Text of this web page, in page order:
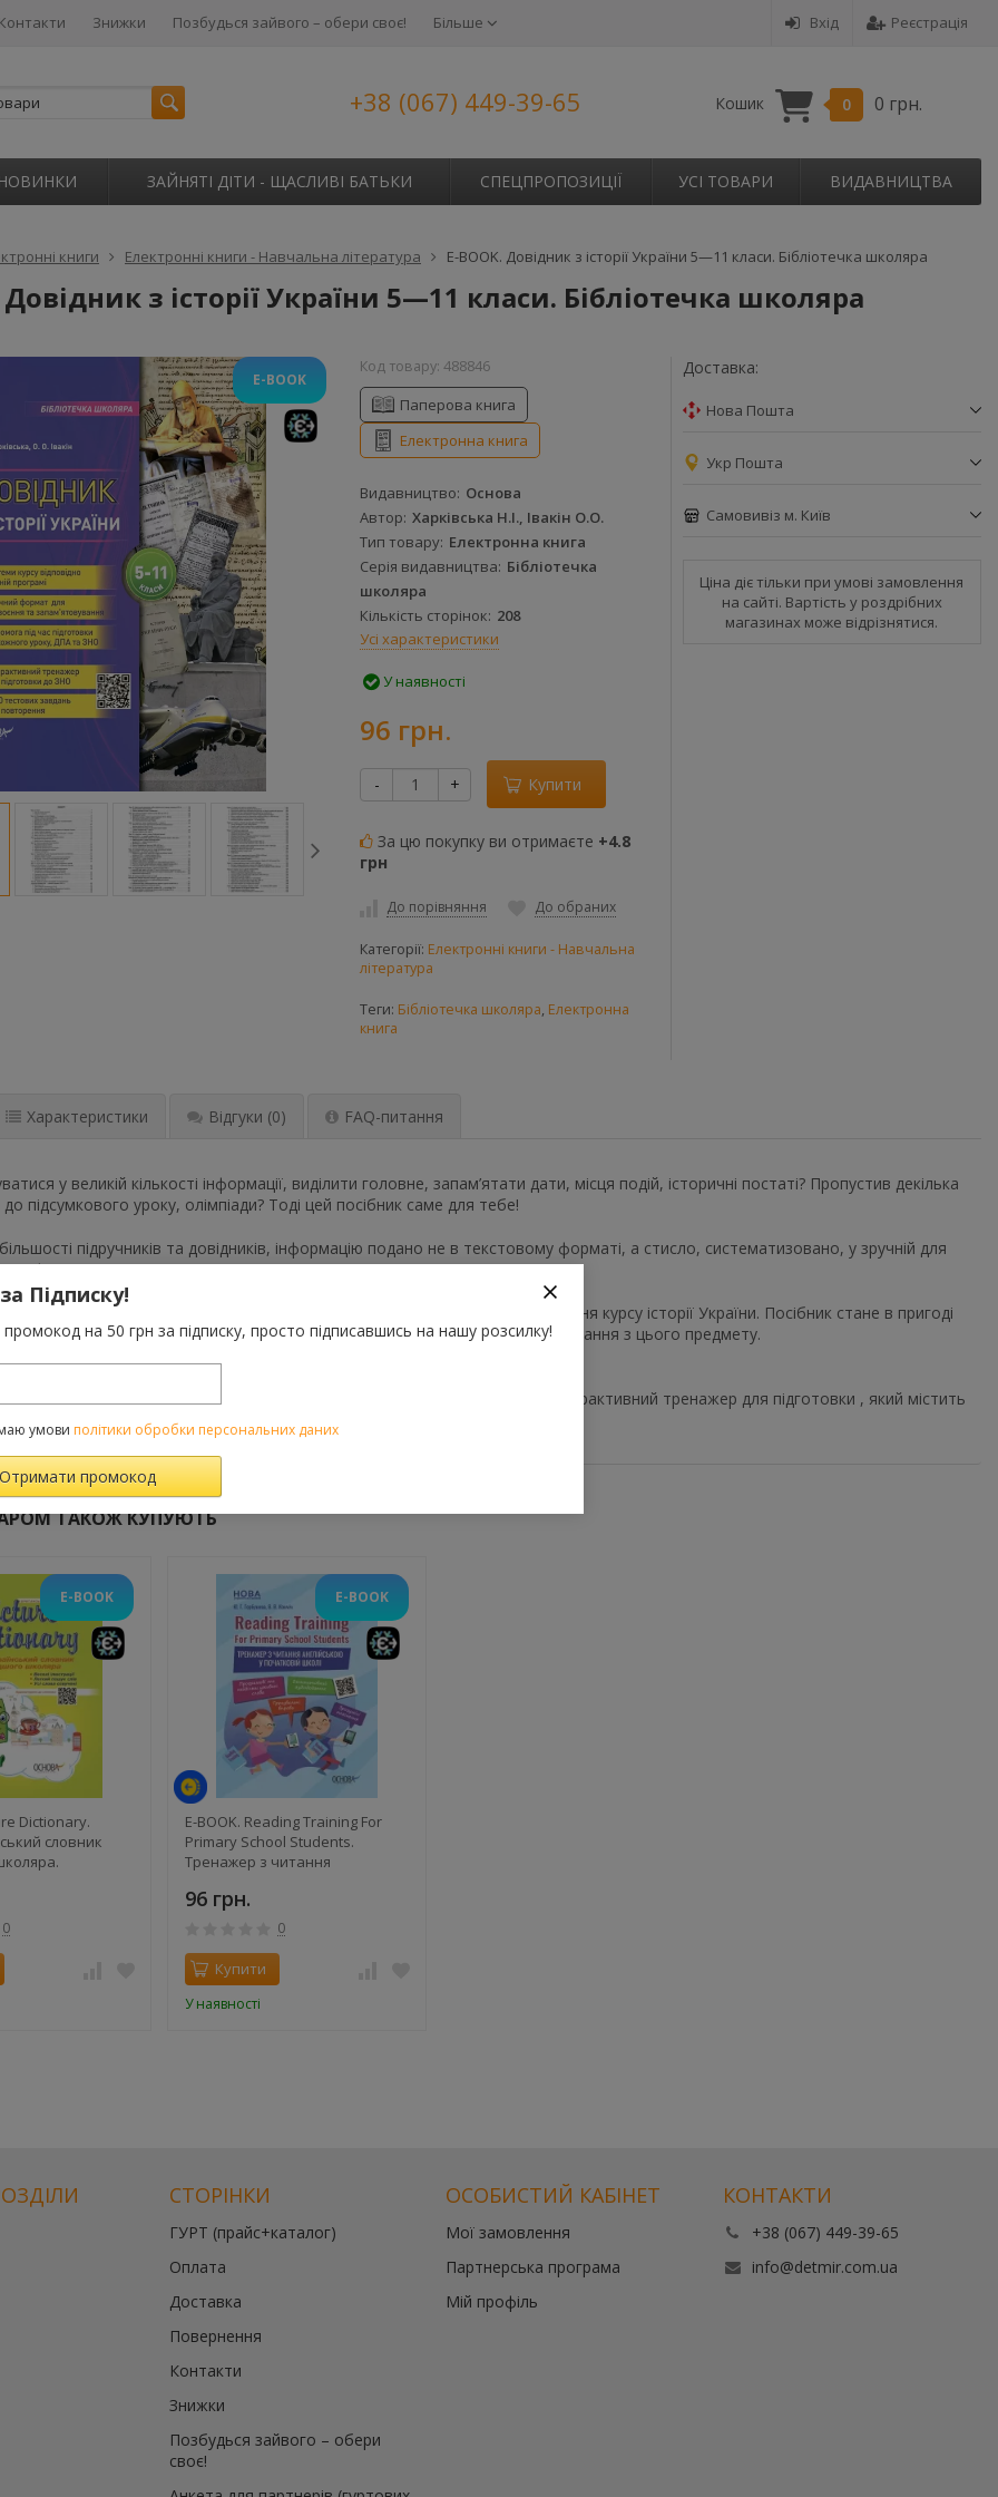
Вхід Реєстрація
Контакти Знижки Позбудься зайвого – обери своє! Більше
+38 (067) 449-39-65 Кошик 0 0 грн.
НОВИНКИ ЗАЙНЯТІ ДІТИ - ЩАСЛИВІ БАТЬКИ СПЕЦПРОПОЗИЦІЇ УСІ ТОВАРИ ВИДАВНИЦТВА
книги Електронні книги - Навчальна література E-BOOK. Довідник з історії України 5—11 класи. Бібліотечка школяра
Довідник з історії України 5—11 класи. Бібліотечка школяра
E-BOOK
Код товару: 488846
Паперова книга
Електронна книга
Паперова
книга
348541
Електронна
книга
488846
Видавництво Основа
Автор Харківська Н.І., Івакін О.О.
Тип товару Електронна книга
Серія видавництва Бібліотечка
школяра
Кількість сторінок 208
Усі характеристики
У наявності
96 грн.
- + Купити
За цю покупку ви отримаєте +4.8
грн
До порівняння До обраних
Категорії: Електронні книги - Навчальна
література
Теги: Бібліотечка школяра, Електронна
книга
Доставка:
Нова Пошта
Укр Пошта
Самовивіз м. Київ
Ціна діє тільки при умові замовлення
на сайті. Вартість у роздрібних
магазинах може відрізнятися.
Характеристики Відгуки (0) FAQ-питання
у великій кількості інформації, виділити головне, запам’ятати дати, місця подій, історичні постаті? Пропустив декілька
підсумкового уроку, олімпіади? Тоді цей посібник саме для тебе!
більшості підручників та довідників, інформацію подано не в текстовому форматі, а стисло, систематизовано, у зручній для
формі.
допоможе систематизувати та узагальнити матеріал під час вивчення курсу історії України. Посібник стане в пригоді
а також усім, хто цікавиться історіїєю України і прагне поглибити свої знання з цього предмету.
чинним шкільним програмам, ураховуючи зміни 2017–2019 рр.
200 ілюстрацій, портретів, карти. В додатках на нашому сайті подано інтерактивний тренажер для підготовки , який містить
тестів до курсу історії України.
ТАКОЖ КУПУЮТЬ
E-BOOK
Dictionary.
словник
0
E-BOOK
E-BOOK. Reading Training For
Primary School Students.
Тренажер з читання
школі
96 грн.
0
Купити
У наявності
СТОРІНКИ
ГУРТ (прайс+каталог)
Оплата
Доставка
Повернення
Контакти
Знижки
Позбудься зайвого – обери
своє!
ОСОБИСТИЙ КАБІНЕТ
Мої замовлення
Партнерська програма
Мій профіль
КОНТАКТИ
+38 (067) 449-39-65
info@detmir.com.ua
Підписку!
на 50 грн за підписку, просто підписавшись на нашу розсилку!
умови політики обробки персональних даних